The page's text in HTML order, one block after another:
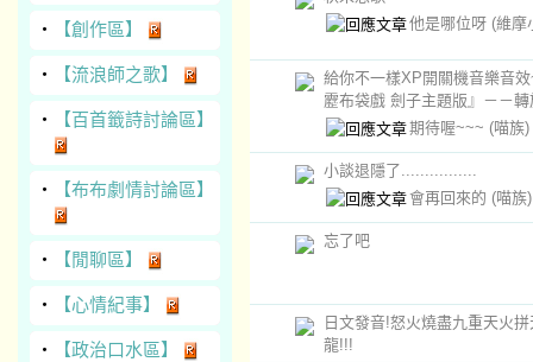
‧ 【創作區】
‧ 【流浪師之歌】
‧ 【百首籤詩討論區】
‧ 【布布劇情討論區】
‧ 【閒聊區】
‧ 【心情紀事】
‧ 【政治口水區】
他是哪位呀 (維摩
給你不一樣XP開關機音樂音
靂布袋戲 劍子主題版』－－
期待喔~~~ (喵族)
小談退隱了................
會再回來的 (喵族)
忘了吧
日文發音!怒火燒盡九重天火
龍!!!